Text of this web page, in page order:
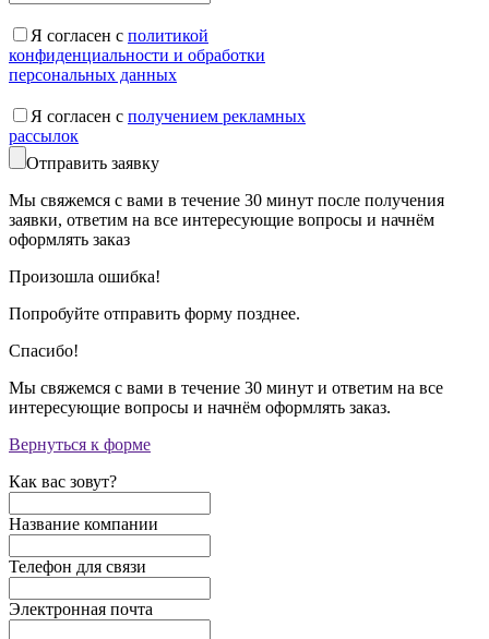
Я согласен с политикой
конфиденциальности и обработки
персональных данных
Я согласен с получением рекламных
рассылок
Отправить заявку
Мы свяжемся с вами в течение 30 минут после получения
заявки, ответим на все интересующие вопросы и начнём
оформлять заказ
Произошла ошибка!
Попробуйте отправить форму позднее.
Спасибо!
Мы свяжемся с вами в течение 30 минут и ответим на все
интересующие вопросы и начнём оформлять заказ.
Вернуться к форме
Как вас зовут?
Название компании
Телефон для связи
Электронная почта